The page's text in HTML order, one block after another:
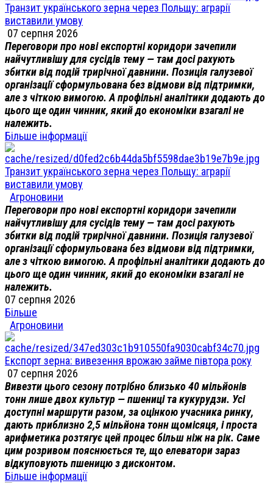
Транзит українського зерна через Польщу: аграрії
виставили умову
07 серпня 2026
Переговори про нові експортні коридори зачепили
найчутливішу для сусідів тему — там досі рахують
збитки від подій трирічної давнини. Позиція галузевої
організації сформульована без відмови від підтримки,
але з чіткою вимогою. А профільні аналітики додають до
цього ще один чинник, який до економіки взагалі не
належить.
Більше інформації
Транзит українського зерна через Польщу: аграрії
виставили умову
Агроновини
Переговори про нові експортні коридори зачепили
найчутливішу для сусідів тему — там досі рахують
збитки від подій трирічної давнини. Позиція галузевої
організації сформульована без відмови від підтримки,
але з чіткою вимогою. А профільні аналітики додають до
цього ще один чинник, який до економіки взагалі не
належить.
07 серпня 2026
Більше
Агроновини
Експорт зерна: вивезення врожаю займе півтора року
07 серпня 2026
Вивезти цього сезону потрібно близько 40 мільйонів
тонн лише двох культур — пшениці та кукурудзи. Усі
доступні маршрути разом, за оцінкою учасника ринку,
дають приблизно 2,5 мільйона тонн щомісяця, і проста
арифметика розтягує цей процес більш ніж на рік. Саме
цим розривом пояснюється те, що елеватори зараз
відкуповують пшеницю з дисконтом.
Більше інформації